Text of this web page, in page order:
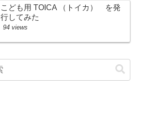
こども用 TOICA （トイカ） を発
行してみた
94 views